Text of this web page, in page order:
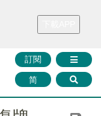
財華證券 媒體矩陣
訂閱
简